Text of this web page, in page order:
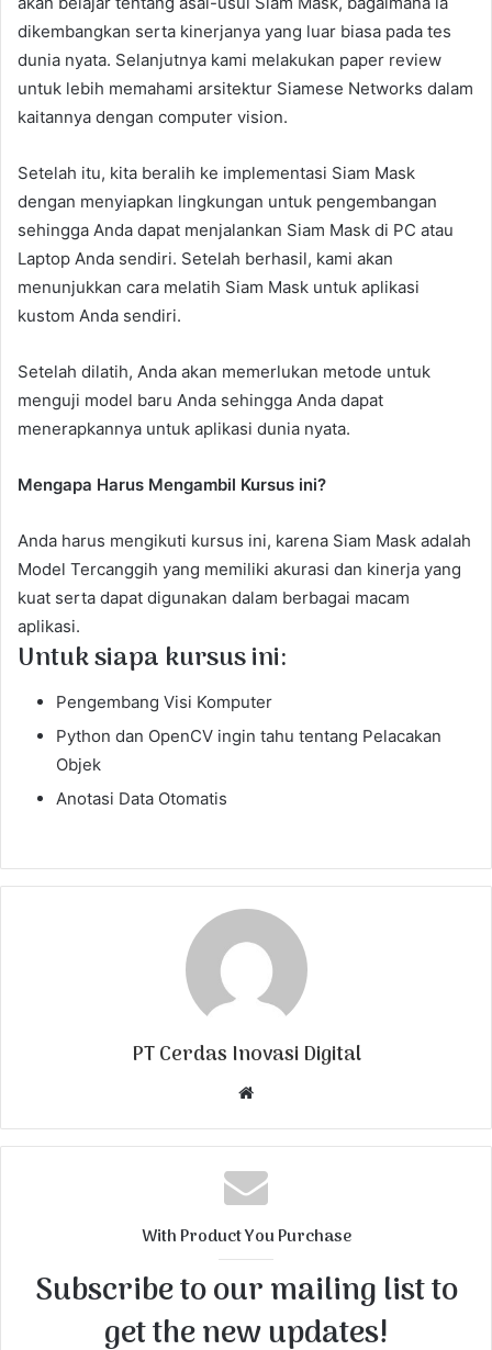
dikembangkan serta kinerjanya yang luar biasa pada tes
dunia nyata. Selanjutnya kami melakukan paper review
untuk lebih memahami arsitektur Siamese Networks dalam
kaitannya dengan computer vision.
Setelah itu, kita beralih ke implementasi Siam Mask
dengan menyiapkan lingkungan untuk pengembangan
sehingga Anda dapat menjalankan Siam Mask di PC atau
Laptop Anda sendiri. Setelah berhasil, kami akan
menunjukkan cara melatih Siam Mask untuk aplikasi
kustom Anda sendiri.
Setelah dilatih, Anda akan memerlukan metode untuk
menguji model baru Anda sehingga Anda dapat
menerapkannya untuk aplikasi dunia nyata.
Mengapa Harus Mengambil Kursus ini?
Anda harus mengikuti kursus ini, karena Siam Mask adalah
Model Tercanggih yang memiliki akurasi dan kinerja yang
kuat serta dapat digunakan dalam berbagai macam
aplikasi.
Untuk siapa kursus ini:
Pengembang Visi Komputer
Python dan OpenCV ingin tahu tentang Pelacakan
Objek
Anotasi Data Otomatis
PT Cerdas Inovasi Digital
b
s
i
With Product You Purchase
Subscribe to our mailing list to
get the new updates!